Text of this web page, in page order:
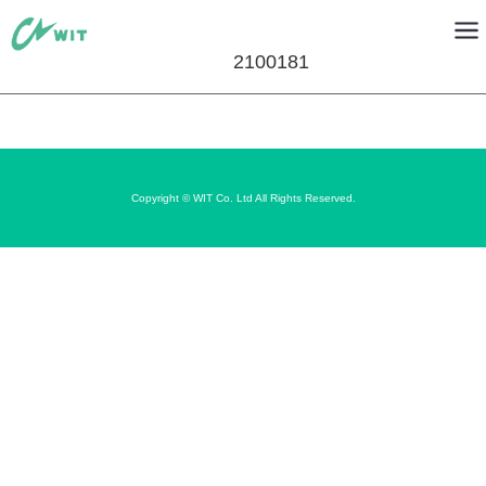
2100181
Copyright © WIT Co. Ltd All Rights Reserved.